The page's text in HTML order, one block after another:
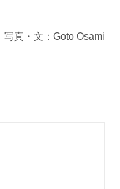
写真・文：Goto Osami